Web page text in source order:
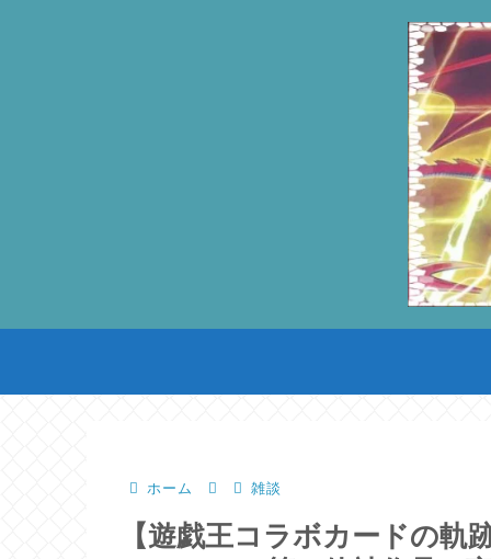
ホーム 雑談
【遊戯王コラボカードの